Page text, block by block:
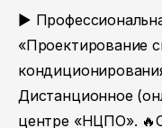
▶️
«Проектирование
Дистанционное
центре «НЦПО».